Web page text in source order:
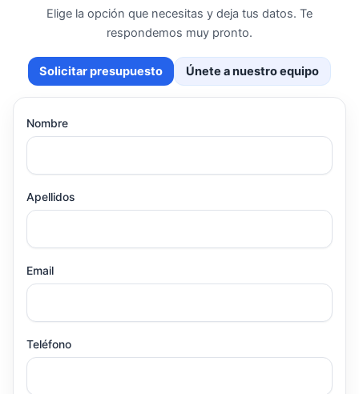
Elige la opción que necesitas y deja tus datos. Te
respondemos muy pronto.
Solicitar presupuesto Únete a nuestro equipo
Nombre
Apellidos
Email
Teléfono